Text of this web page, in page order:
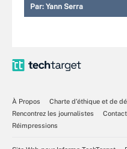
Par: Yann Serra
À Propos
Charte d’éthique et de
Rencontrez les journalistes
Réimpressions